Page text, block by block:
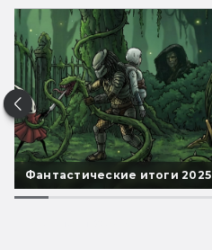
Фантастические итоги 2025